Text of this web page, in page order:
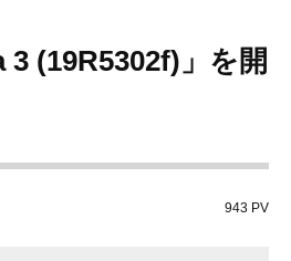
(19R5302f)」を開
943 PV